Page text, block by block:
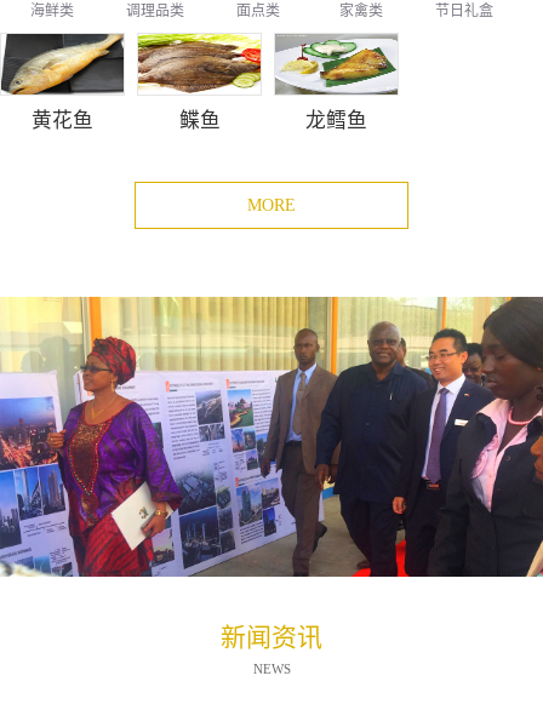
海鲜类 调理品类 面点类 家禽类 节日礼盒
黄花鱼 鲽鱼 龙鳕鱼
MORE
新闻资讯
NEWS